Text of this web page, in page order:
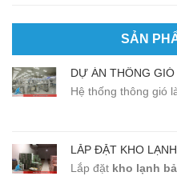
SẢN
Hệ thống thông gió
Lắp đặt kho lạnh